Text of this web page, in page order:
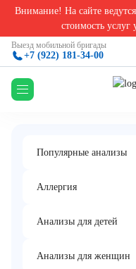
Внимание! На сайте
стоимость услуг
Выезд мобильной бригады
+7 (922) 181-34-00
Ультразвуковое
суставов
Популярные анализы
Аллергия
Анализы для детей
Анализы для женщин